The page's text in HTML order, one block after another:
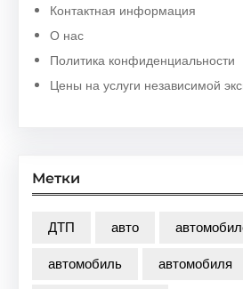
Контактная информация
О нас
Политика конфиденциальности
Цены на услуги независимой
Метки
ДТП авто
автомобиль
автомобиля